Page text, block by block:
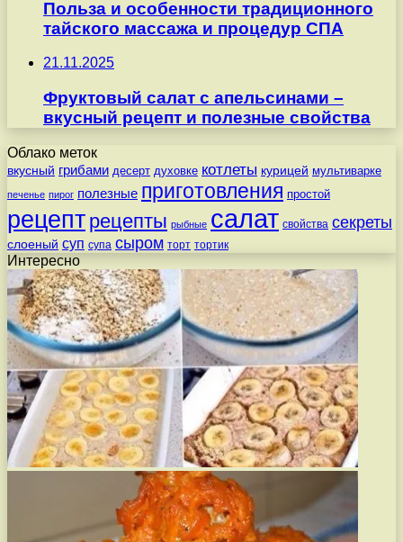
Польза и особенности традиционного
тайского массажа и процедур СПА
21.11.2025
Фруктовый салат с апельсинами –
вкусный рецепт и полезные свойства
Облако меток
вкусный грибами десерт духовке котлеты курицей мультиварке
печенье пирог полезные приготовления простой
рецепт рецепты рыбные салат свойства секреты
слоеный суп супа сыром торт тортик
Интересно